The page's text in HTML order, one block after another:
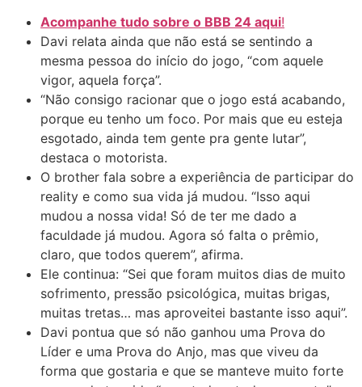
Acompanhe tudo sobre o BBB 24 aqui!
Davi relata ainda que não está se sentindo a
mesma pessoa do início do jogo, “com aquele
vigor, aquela força”.
“Não consigo racionar que o jogo está acabando,
porque eu tenho um foco. Por mais que eu esteja
esgotado, ainda tem gente pra gente lutar”,
destaca o motorista.
O brother fala sobre a experiência de participar do
reality e como sua vida já mudou. “Isso aqui
mudou a nossa vida! Só de ter me dado a
faculdade já mudou. Agora só falta o prêmio,
claro, que todos querem”, afirma.
Ele continua: “Sei que foram muitos dias de muito
sofrimento, pressão psicológica, muitas brigas,
muitas tretas… mas aproveitei bastante isso aqui”.
Davi pontua que só não ganhou uma Prova do
Líder e uma Prova do Anjo, mas que viveu da
forma que gostaria e que se manteve muito forte